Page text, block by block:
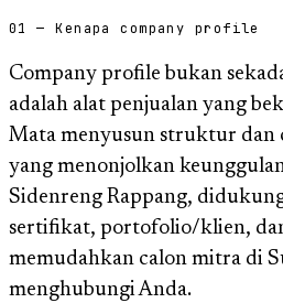
01 — Kenapa company profile
Company profile bukan
adalah alat penjualan yang
Mata menyusun struktur
yang menonjolkan
Sidenreng Rappang,
sertifikat, portofolio/klien,
memudahkan calon mitra di
menghubungi Anda.